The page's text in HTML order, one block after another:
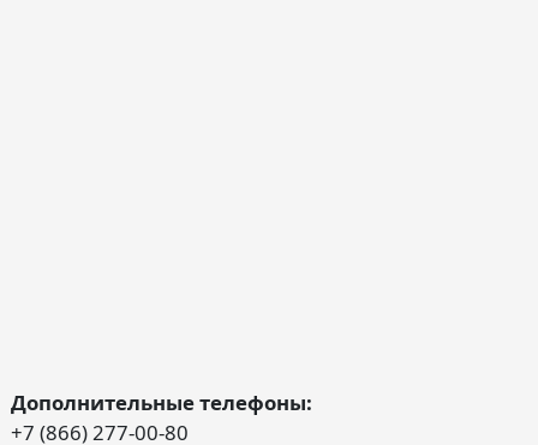
Дополнительные телефоны:
+7 (866) 277-00-80